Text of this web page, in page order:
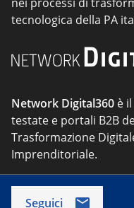
tecnologica della PA
Network Digital360 è
testate e portali B2B
Trasformazione
Imprenditoriale.
Seguici